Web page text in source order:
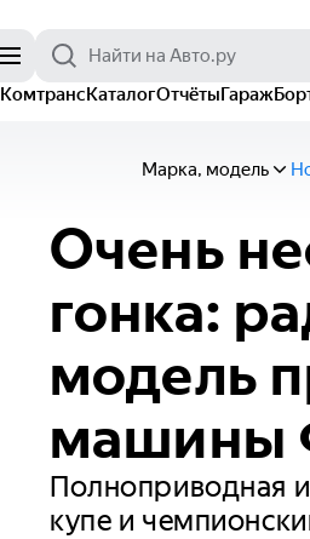
КомтрансКаталогОтчётыГараж
Марка, модель
Очень
гонка:
модель
машины
Полноприводная
купе и